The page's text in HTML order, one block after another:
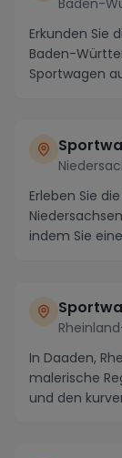
Baden-
Erkunden Sie
Baden-
Sportwagen
Erleben Sie
indem Sie
In Daaden,
malerische
und den